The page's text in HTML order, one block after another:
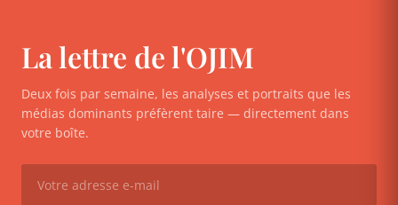
La lettre de l'OJIM
Deux fois par semaine, les analyses et portraits que les
médias dominants préfèrent taire — directement dans
votre boîte.